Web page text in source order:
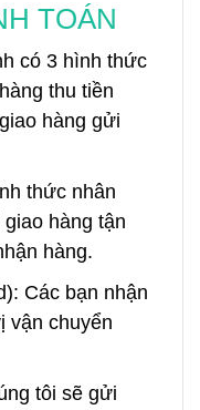
TOÁN
có 3 hình thức
thu tiền
hàng gửi
thức nhân
hàng tận
hàng.
Các bạn nhận
vận chuyển
tôi sẽ gửi